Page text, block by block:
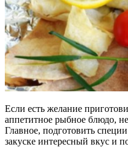
Если есть желание
аппетитное рыбное блюдо,
Главное, подготовить
закуске интересный вкус и